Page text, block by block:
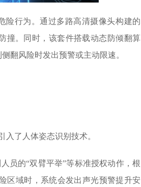
险行为。通过多路高清摄像头构建的
撞。同时，该套件搭载动态防倾翻算
翻风险时发出预警或主动限速。
了人体姿态识别技术。
员的“双臂平举”等标准授权动作，根
区域时，系统会发出声光预警提升安